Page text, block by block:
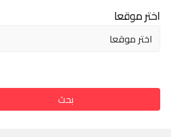
اختر موقعا
بحث